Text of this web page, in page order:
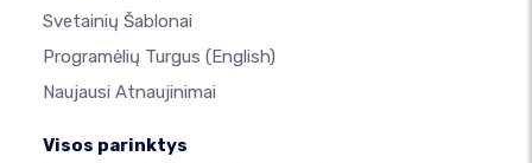
Svetainių Šablonai
Programėlių Turgus (English)
Naujausi Atnaujinimai
Visos parinktys